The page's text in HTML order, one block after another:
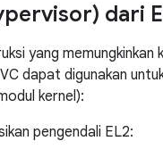
dari
yang
dapat digunakan
kernel):
pengendali EL2: